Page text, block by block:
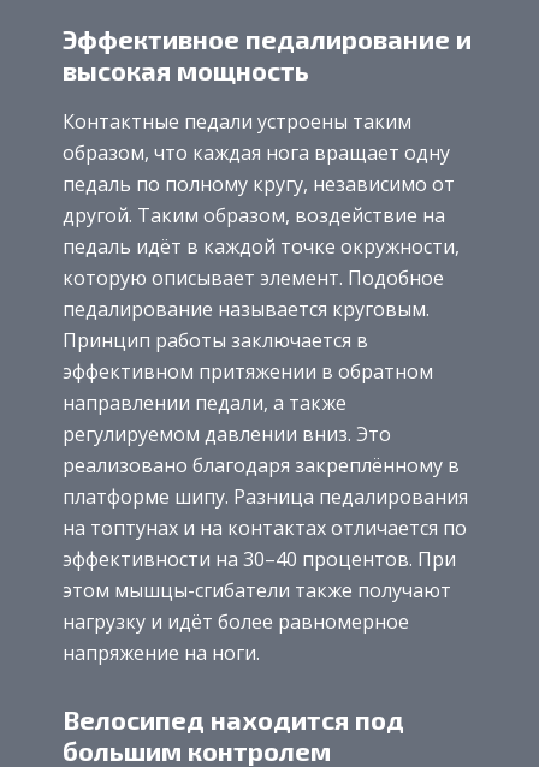
Эффективное педалирование и
высокая мощность
Контактные педали устроены таким
образом, что каждая нога вращает одну
педаль по полному кругу, независимо от
другой. Таким образом, воздействие на
педаль идёт в каждой точке окружности,
которую описывает элемент. Подобное
педалирование называется круговым.
Принцип работы заключается в
эффективном притяжении в обратном
направлении педали, а также
регулируемом давлении вниз. Это
реализовано благодаря закреплённому в
платформе шипу. Разница педалирования
на топтунах и на контактах отличается по
эффективности на 30–40 процентов. При
этом мышцы-сгибатели также получают
нагрузку и идёт более равномерное
напряжение на ноги.
Велосипед находится под
большим контролем